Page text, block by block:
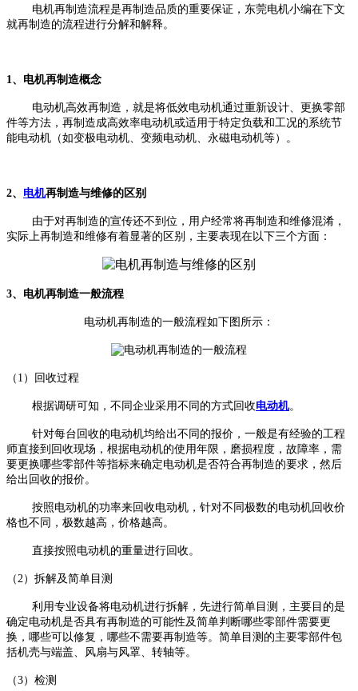
电机再制造流程是再制造品质的重要保证，东莞电机小编在下文
就再制造的流程进行分解和解释。
1、电机再制造概念
电动机高效再制造，就是将低效电动机通过重新设计、更换零部
件等方法，再制造成高效率电动机或适用于特定负载和工况的系统节
能电动机（如变极电动机、变频电动机、永磁电动机等）。
2、 电机再制造与维修的区别
由于对再制造的宣传还不到位，用户经常将再制造和维修混淆，
实际上再制造和维修有着显著的区别，主要表现在以下三个方面：
3、电机再制造一般流程
电动机再制造的一般流程如下图所示：
（1）回收过程
根据调研可知，不同企业采用不同的方式回收电动机。
针对每台回收的电动机均给出不同的报价，一般是有经验的工程
师直接到回收现场，根据电动机的使用年限，磨损程度，故障率，需
要更换哪些零部件等指标来确定电动机是否符合再制造的要求，然后
给出回收的报价。
按照电动机的功率来回收电动机，针对不同极数的电动机回收价
格也不同，极数越高，价格越高。
直接按照电动机的重量进行回收。
（2）拆解及简单目测
利用专业设备将电动机进行拆解，先进行简单目测，主要目的是
确定电动机是否具有再制造的可能性及简单判断哪些零部件需要更
换，哪些可以修复，哪些不需要再制造等。简单目测的主要零部件包
括机壳与端盖、风扇与风罩、转轴等。
（3）检测